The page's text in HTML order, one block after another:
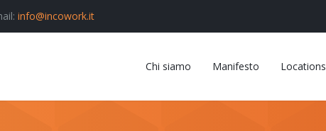
info@incowork.it
Chi siamo Manifesto Locations